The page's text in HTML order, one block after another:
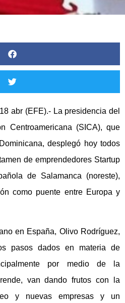
abr (EFE).- La presidencia del
Centroamericana (SICA), que
desplegó hoy todos
de emprendedores Startup
de Salamanca (noreste),
como puente entre Europa y
en España, Olivo Rodríguez,
pasos dados en materia de
por medio de la
van dando frutos con la
y nuevas empresas y un